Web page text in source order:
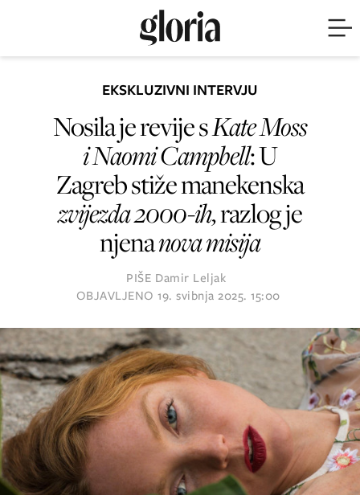
EKSKLUZIVNI INTERVJU
Nosila je revije sKate Moss
i Naomi Campbell: U
Zagreb stiže manekenska
zvijezda 2000-ih,razlog je
njenanova misija
PIŠE Damir Leljak
OBJAVLJENO 19. svibnja 2025. 15:00